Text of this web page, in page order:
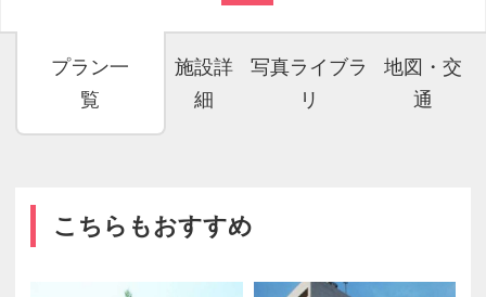
プラン一
覧
施設詳
細
写真ライブラ
リ
地図・交
通
こちらもおすすめ